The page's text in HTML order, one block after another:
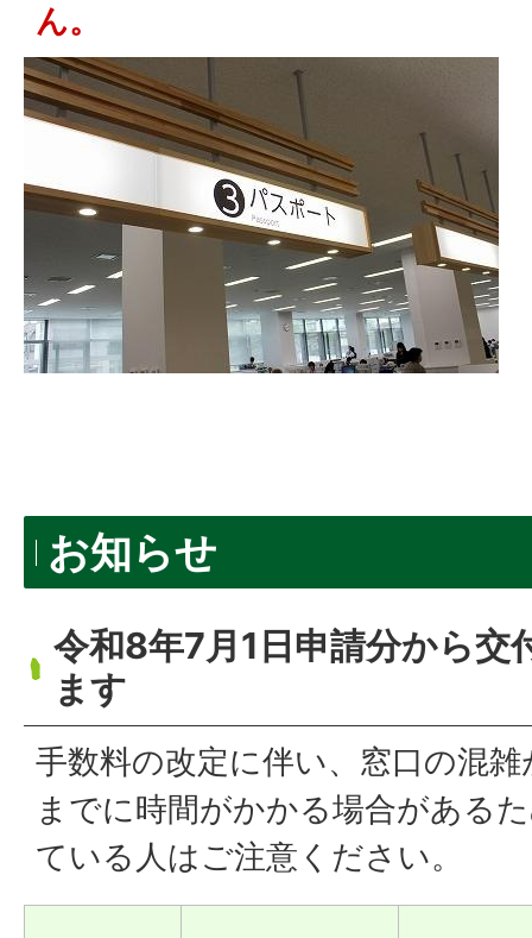
ん。
お知らせ
令和8年7月1日申請分から交
ます
手数料の改定に伴い、窓口の混
までに時間がかかる場合がある
ている人はご注意ください。